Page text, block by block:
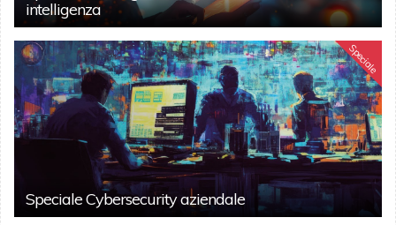
intelligenza
Speciale
Speciale Cybersecurity aziendale